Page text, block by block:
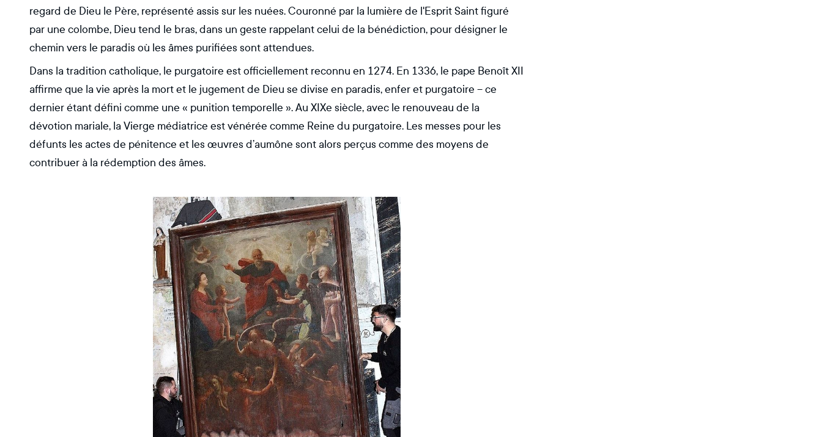
regard de Dieu le Père, représenté assis sur les nuées. Couronné par la lumière de l'Esprit Saint figuré
par une colombe, Dieu tend le bras, dans un geste rappelant celui de la bénédiction, pour désigner le
chemin vers le paradis où les âmes purifiées sont attendues.
Dans la tradition catholique, le purgatoire est officiellement reconnu en 1274. En 1336, le pape Benoît XII
affirme que la vie après la mort et le jugement de Dieu se divise en paradis, enfer et purgatoire – ce
dernier étant défini comme une « punition temporelle ». Au XIXe siècle, avec le renouveau de la
dévotion mariale, la Vierge médiatrice est vénérée comme Reine du purgatoire. Les messes pour les
défunts les actes de pénitence et les œuvres d’aumône sont alors perçus comme des moyens de
contribuer à la rédemption des âmes.